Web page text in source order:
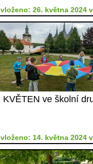
vloženo: 26. května 2024
KVĚTEN ve školní
vloženo: 14. května 2024